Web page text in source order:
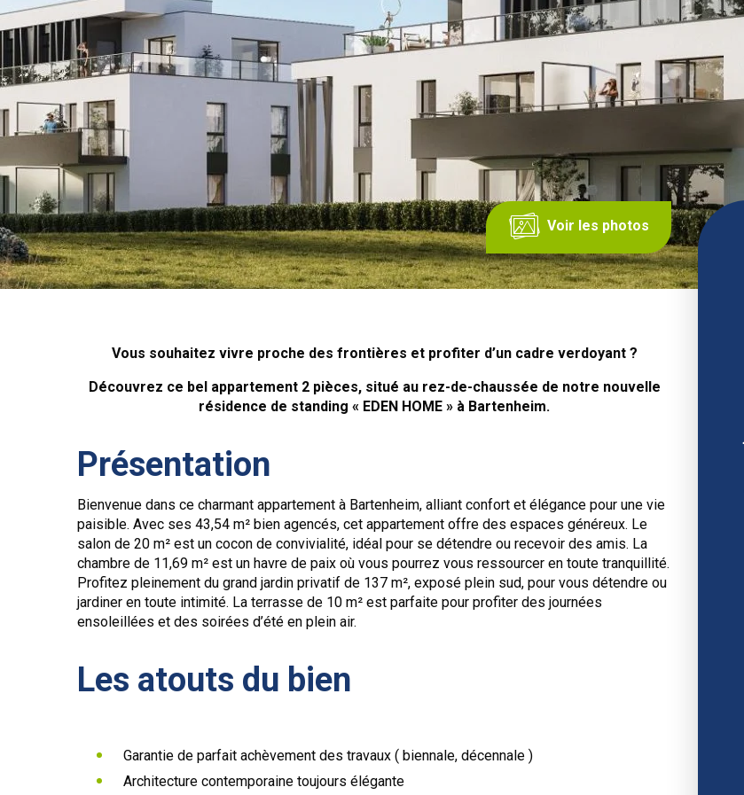
Voir les photos
Vous souhaitez vivre proche des frontières et profiter d’un cadre verdoyant ?
Découvrez ce bel appartement 2 pièces, situé au rez-de-chaussée de notre nouvelle
résidence de standing « EDEN HOME » à Bartenheim.
Présentation
Bienvenue dans ce charmant appartement à Bartenheim, alliant confort et élégance pour une vie
paisible. Avec ses 43,54 m² bien agencés, cet appartement offre des espaces généreux. Le
salon de 20 m² est un cocon de convivialité, idéal pour se détendre ou recevoir des amis. La
chambre de 11,69 m² est un havre de paix où vous pourrez vous ressourcer en toute tranquillité.
Profitez pleinement du grand jardin privatif de 137 m², exposé plein sud, pour vous détendre ou
jardiner en toute intimité. La terrasse de 10 m² est parfaite pour profiter des journées
ensoleillées et des soirées d’été en plein air.
Les atouts du bien
Garantie de parfait achèvement des travaux ( biennale, décennale )
Architecture contemporaine toujours élégante